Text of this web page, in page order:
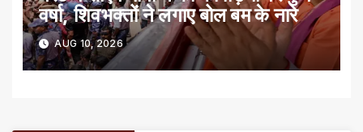
वर्षा, शिवभक्तों ने लगाए बोल बम के नारे
AUG 10, 2026